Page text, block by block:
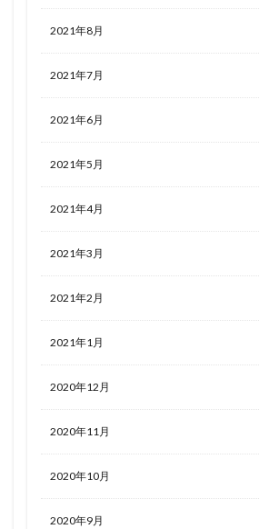
2021年8月
2021年7月
2021年6月
2021年5月
2021年4月
2021年3月
2021年2月
2021年1月
2020年12月
2020年11月
2020年10月
2020年9月